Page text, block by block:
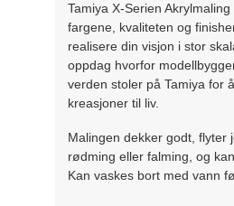
Tamiya X-Serien
fargene, kvaliteten og
realisere din visjon i stor
oppdag hvorfor
verden stoler på Tamiya for
kreasjoner til liv.
Malingen dekker godt, flyter
rødming eller falming, og
Kan vaskes bort med vann